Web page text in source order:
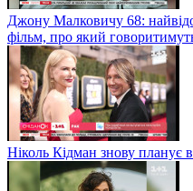
Джону Малковичу 68:
фільм, про який
Ніколь Кідман знову планує